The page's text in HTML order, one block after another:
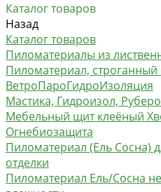
Каталог товаров
Назад
Каталог товаров
Пиломатериалы из
Пиломатериал, строганный
ВетроПароГидроИзоляция
Мастика, Гидроизол,
Мебельный щит клеёный
Огнебиозащита
Пиломатериал (Ель Сосна)
отделки
Пиломатериал Ель/Сосна